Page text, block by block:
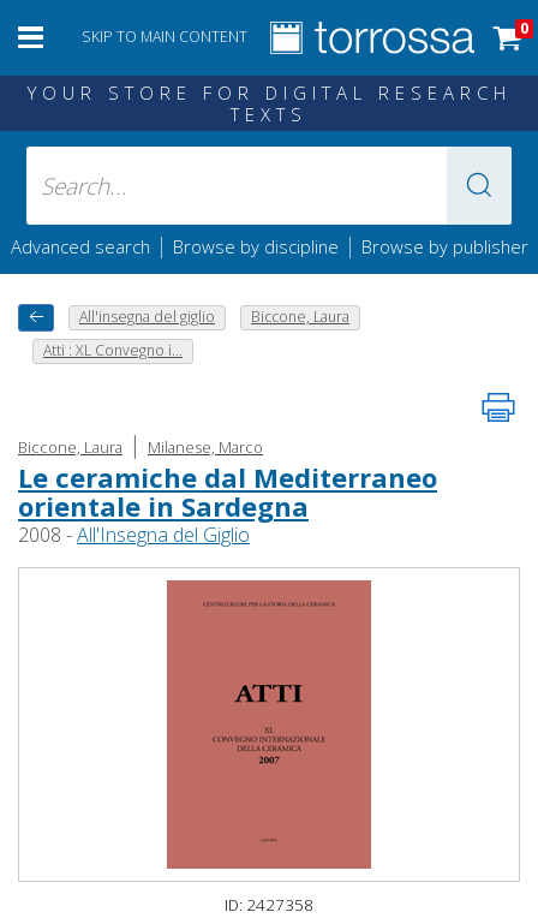
SKIP TO MAIN CONTENT 0
YOUR STORE FOR DIGITAL RESEARCH
TEXTS
Advanced search | Browse by discipline | Browse by publisher
All'insegna del giglio
Biccone, Laura
Atti : XL Convegno i...
Biccone, Laura | Milanese, Marco
Le ceramiche dal Mediterraneo
orientale in Sardegna
2008 -All'Insegna del Giglio
ID: 2427358